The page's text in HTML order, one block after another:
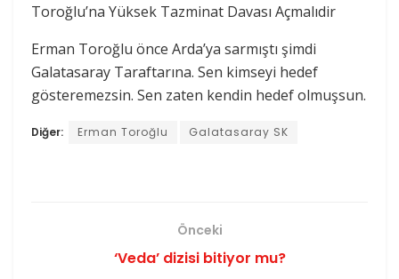
Toroğlu’na Yüksek Tazminat Davası Açmalıdir
Erman Toroğlu önce Arda’ya sarmıştı şimdi
Galatasaray Taraftarına. Sen kimseyi hedef
gösteremezsin. Sen zaten kendin hedef olmuşsun.
Diğer: Erman Toroğlu Galatasaray SK
Önceki
‘Veda’ dizisi bitiyor mu?